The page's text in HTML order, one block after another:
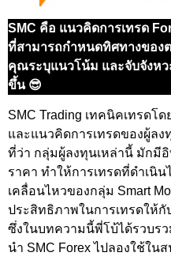
SMC คือ แนวคิดการเทรด
ที่สามารถกำหนดทิศทางของ
คุณระบุแนวโน้ม และจับจังหว
ขึ้น 😎
SMC Trading เทคนิคเทรดโ
และแนวคิดการเทรดของผู้ล
ที่ว่า กลุ่มผู้ลงทุนเหล่านี้ มักมี
ราคา ทำให้การเทรดที่ดำเนิน
เคลื่อนไหวของกลุ่ม Smart
ประสิทธิภาพในการเทรดให้กั
ซึ่งในบทความนี้พี่โบ้ได้รวบ
นำ SMC Forex ไปลองใช้ใน